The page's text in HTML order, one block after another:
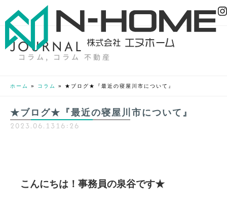
JOURNAL
コラム , コラム 不動産
ホーム » コラム » ★ブログ★『最近の寝屋川市について』
★ブログ★『最近の寝屋川市について』
2023.06.13 16:26
こんにちは！事務員の泉谷です★